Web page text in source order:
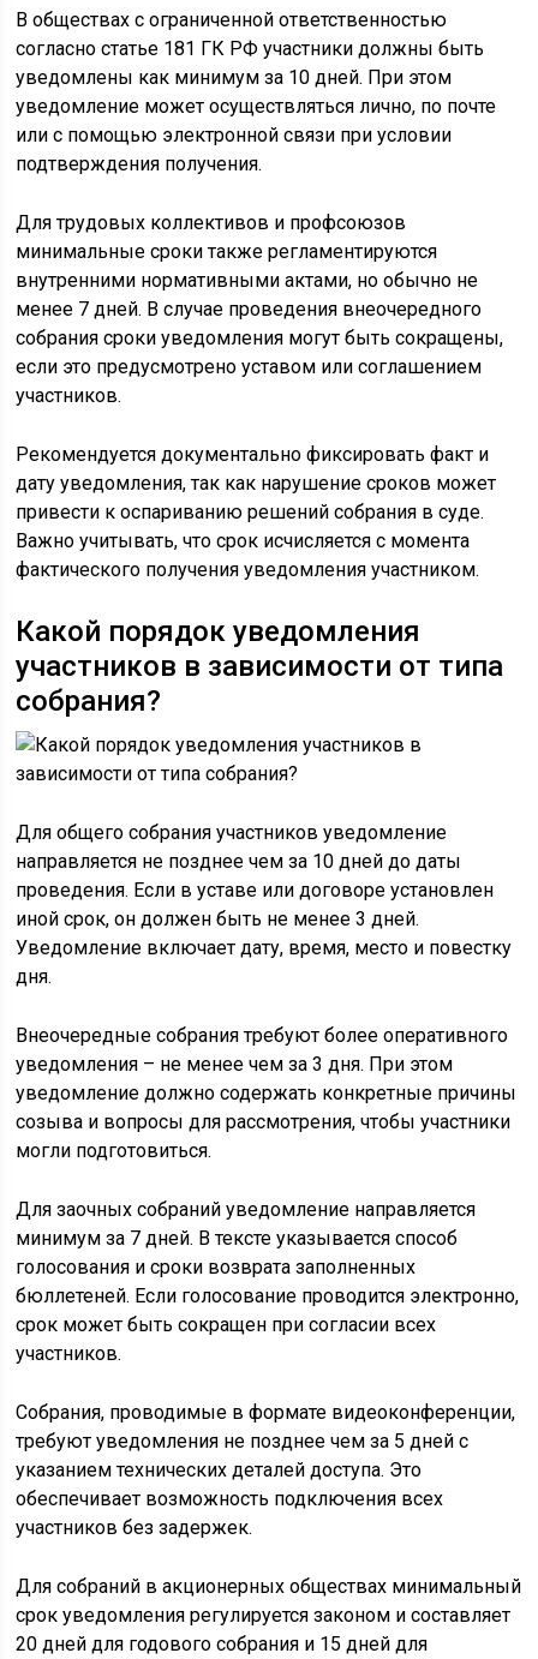
В обществах с ограниченной ответственностью
согласно статье 181 ГК РФ участники должны быть
уведомлены как минимум за 10 дней. При этом
уведомление может осуществляться лично, по почте
или с помощью электронной связи при условии
подтверждения получения.
Для трудовых коллективов и профсоюзов
минимальные сроки также регламентируются
внутренними нормативными актами, но обычно не
менее 7 дней. В случае проведения внеочередного
собрания сроки уведомления могут быть сокращены,
если это предусмотрено уставом или соглашением
участников.
Рекомендуется документально фиксировать факт и
дату уведомления, так как нарушение сроков может
привести к оспариванию решений собрания в суде.
Важно учитывать, что срок исчисляется с момента
фактического получения уведомления участником.
Какой порядок уведомления
участников в зависимости от типа
собрания?
Для общего собрания участников уведомление
направляется не позднее чем за 10 дней до даты
проведения. Если в уставе или договоре установлен
иной срок, он должен быть не менее 3 дней.
Уведомление включает дату, время, место и повестку
дня.
Внеочередные собрания требуют более оперативного
уведомления – не менее чем за 3 дня. При этом
уведомление должно содержать конкретные причины
созыва и вопросы для рассмотрения, чтобы участники
могли подготовиться.
Для заочных собраний уведомление направляется
минимум за 7 дней. В тексте указывается способ
голосования и сроки возврата заполненных
бюллетеней. Если голосование проводится электронно,
срок может быть сокращен при согласии всех
участников.
Собрания, проводимые в формате видеоконференции,
требуют уведомления не позднее чем за 5 дней с
указанием технических деталей доступа. Это
обеспечивает возможность подключения всех
участников без задержек.
Для собраний в акционерных обществах минимальный
срок уведомления регулируется законом и составляет
20 дней для годового собрания и 15 дней для